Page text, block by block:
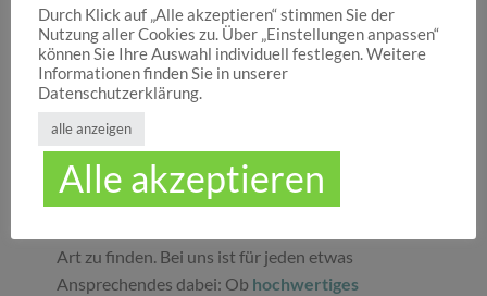
Geschenken , tollenSpielwarenoder
ansprechenderDekorationbist. Wir von
Hocuspocus wissen schöne Dinge stets zu
schätzen und legen daher großen Wert darauf,
dass bei uns Groß und Klein etwas finden, was sie
glücklich macht. Jeder Tag ist ein guter Anlass, um
seinen Liebsten oder sich selbst eine Freude zu
machen. Unser umfassendes Sortiment gibt Ihnen
Art zu finden. Bei uns ist für jeden etwas
Ansprechendes dabei: Ob hochwertiges
Durch Klick auf „Alle akzeptieren“ stimmen Sie der
Nutzung aller Cookies zu. Über „Einstellungen anpassen“
können Sie Ihre Auswahl individuell festlegen. Weitere
Informationen finden Sie in unserer
Datenschutzerklärung.
alle anzeigen
Alle akzeptieren